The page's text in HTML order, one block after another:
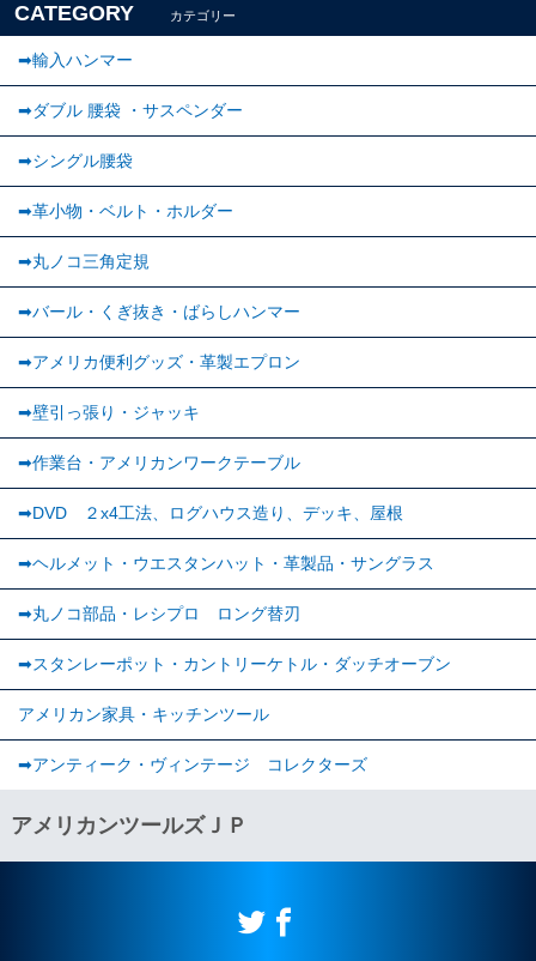
CATEGORY カテゴリー
➡輸入ハンマー
➡ダブル 腰袋 ・サスペンダー
➡︎シングル腰袋
➡︎革小物・ベルト・ホルダー
➡丸ノコ三角定規
➡バール・くぎ抜き・ばらしハンマー
➡アメリカ便利グッズ・革製エプロン
➡壁引っ張り・ジャッキ
➡作業台・アメリカンワークテーブル
➡DVD ２x4工法、ログハウス造り、デッキ、屋根
➡ヘルメット・ウエスタンハット・革製品・サングラス
➡丸ノコ部品・レシプロ ロング替刃
➡スタンレーポット・カントリーケトル・ダッチオーブン
アメリカン家具・キッチンツール
➡︎アンティーク・ヴィンテージ コレクターズ
アメリカンツールズＪＰ